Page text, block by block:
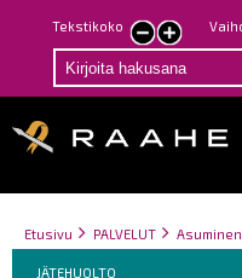
Hyppää
pääsisältöön
Tekstikoko
Pienennä
tekstin
kokoa
Suurenna
tekstin
kokoa
Breadcrumbs
You
are
Etusivu PALVELUT Asuminen
Breadcrumbs
YouJÄTEHUOLTO